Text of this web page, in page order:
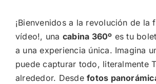
¡Bienvenidos a la revolución de la
vídeo!, una cabina 360º es tu
a una experiencia única. Imagina
puede capturar todo, literalmente
alrededor. Desdefotos